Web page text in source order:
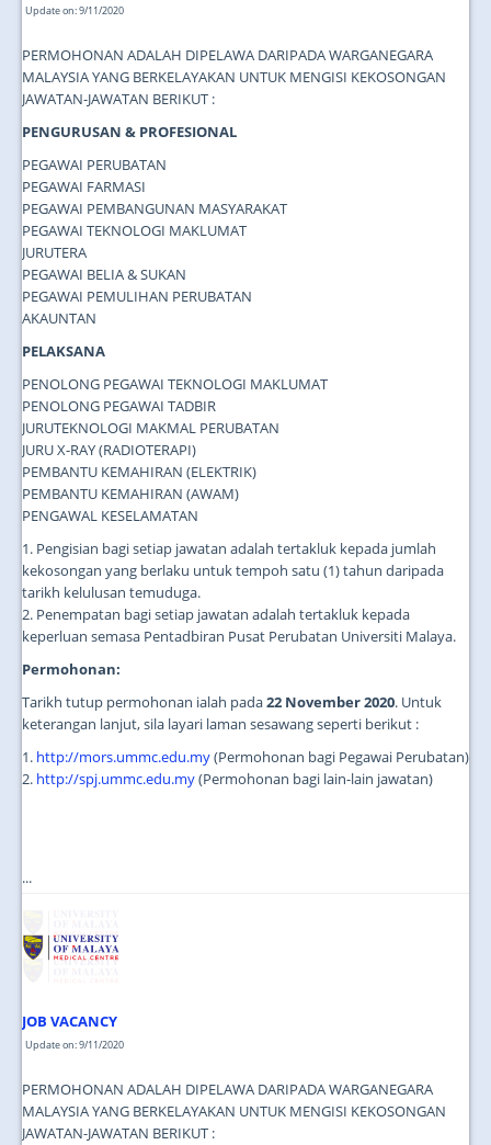
Update on: 9/11/2020
PERMOHONAN ADALAH DIPELAWA DARIPADA WARGANEGARA
MALAYSIA YANG BERKELAYAKAN UNTUK MENGISI KEKOSONGAN
JAWATAN-JAWATAN BERIKUT :
PENGURUSAN & PROFESIONAL
PEGAWAI PERUBATAN
PEGAWAI FARMASI
PEGAWAI PEMBANGUNAN MASYARAKAT
PEGAWAI TEKNOLOGI MAKLUMAT
JURUTERA
PEGAWAI BELIA & SUKAN
PEGAWAI PEMULIHAN PERUBATAN
AKAUNTAN
PELAKSANA
PENOLONG PEGAWAI TEKNOLOGI MAKLUMAT
PENOLONG PEGAWAI TADBIR
JURUTEKNOLOGI MAKMAL PERUBATAN
JURU X-RAY (RADIOTERAPI)
PEMBANTU KEMAHIRAN (ELEKTRIK)
PEMBANTU KEMAHIRAN (AWAM)
PENGAWAL KESELAMATAN
1. Pengisian bagi setiap jawatan adalah tertakluk kepada jumlah
kekosongan yang berlaku untuk tempoh satu (1) tahun daripada
tarikh kelulusan temuduga.
2. Penempatan bagi setiap jawatan adalah tertakluk kepada
keperluan semasa Pentadbiran Pusat Perubatan Universiti Malaya.
Permohonan:
Tarikh tutup permohonan ialah pada22 November 2020. Untuk
keterangan lanjut, sila layari laman sesawang seperti berikut :
1. http://mors.ummc.edu.my(Permohonan bagi Pegawai Perubatan)
2. http://spj.ummc.edu.my(Permohonan bagi lain-lain jawatan)
...
JOB VACANCY
Update on: 9/11/2020
PERMOHONAN ADALAH DIPELAWA DARIPADA WARGANEGARA
MALAYSIA YANG BERKELAYAKAN UNTUK MENGISI KEKOSONGAN
JAWATAN-JAWATAN BERIKUT :